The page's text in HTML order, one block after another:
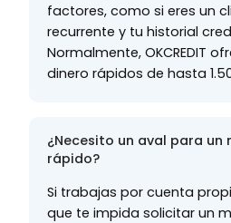
factores, como si eres un
recurrente y tu historial
Normalmente, OKCREDIT
dinero rápidos de hasta
¿Necesito un aval para
rápido?
Si trabajas por cuenta
que te impida solicitar un